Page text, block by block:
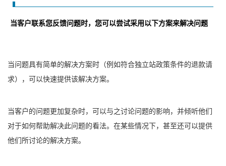
当客户联系您反馈问题时，您可以尝试采用以下方案来解决问题
当问题具有简单的解决方案时（例如符合独立站政策条件的退款请
求），可以快速提供该解决方案。
当客户的问题更加复杂时，可以与之讨论问题的影响，并倾听他们
对于如何帮助解决此问题的看法。 在某些情况下，甚至还可以提供
他们所讨论的解决方案。